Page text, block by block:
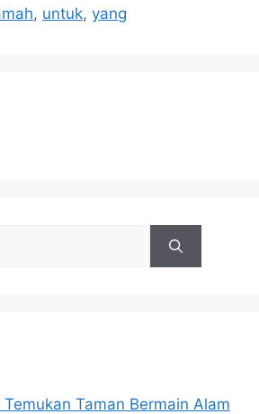
, untuk, yang
Taman Bermain Alam